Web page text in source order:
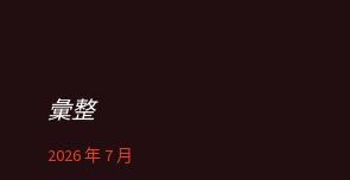
彙整
2026 年 7 月